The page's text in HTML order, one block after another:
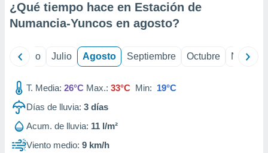
¿Qué tiempo hace en Estación de
Numancia-Yuncos en agosto?
Junio Julio Agosto Septiembre Octubre
T. Media: 26°C Max.: 33°C Min: 19°C
Días de lluvia: 3 días
Acum. de lluvia: 11 l/m²
Viento medio: 9 km/h